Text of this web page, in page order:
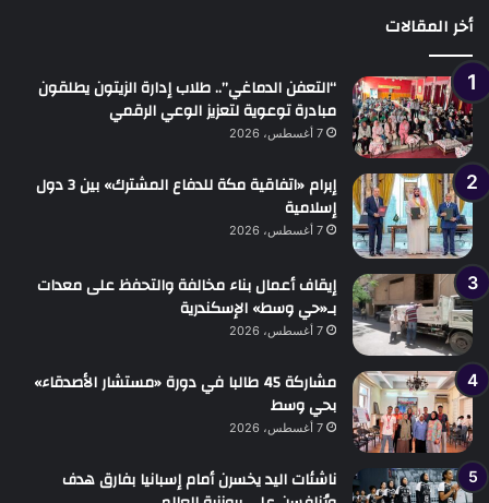
أخر المقالات
“التعفن الدماغي”.. طلاب إدارة الزيتون يطلقون
مبادرة توعوية لتعزيز الوعي الرقمي
7 أغسطس، 2026
إبرام «اتفاقية مكة للدفاع المشترك» بين 3 دول
إسلامية
7 أغسطس، 2026
إيقاف أعمال بناء مخالفة والتحفظ على معدات
بـ«حي وسط» الإسكندرية
7 أغسطس، 2026
مشاركة 45 طالبا في دورة «مستشار الأصدقاء»
بحي وسط
7 أغسطس، 2026
ناشئات اليد يخسرن أمام إسبانيا بفارق هدف